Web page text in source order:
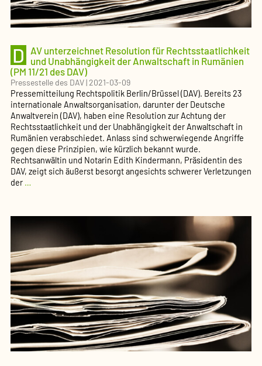
D
AV unterzeichnet Resolution für Rechts­staat­lichkeit
und Unabhän­gigkeit der Anwalt­schaft in Rumänien
(PM 11/21 des DAV)
Pressestelle des DAV|2021-03-09
Pressemitteilung Rechtspolitik Berlin/Brüssel (DAV). Bereits 23
internationale Anwaltsorganisation, darunter der Deutsche
Anwaltverein (DAV), haben eine Resolution zur Achtung der
Rechtsstaatlichkeit und der Unabhängigkeit der Anwaltschaft in
Rumänien verabschiedet. Anlass sind schwerwiegende Angriffe
gegen diese Prinzipien, wie kürzlich bekannt wurde.
Rechtsanwältin und Notarin Edith Kindermann, Präsidentin des
DAV, zeigt sich äußerst besorgt angesichts schwerer Verletzungen
der …
für
staat­
lichkeit
und
Unabhän­
gigkeit
der
Anwalt­
schaft
in
Rumänien
(PM